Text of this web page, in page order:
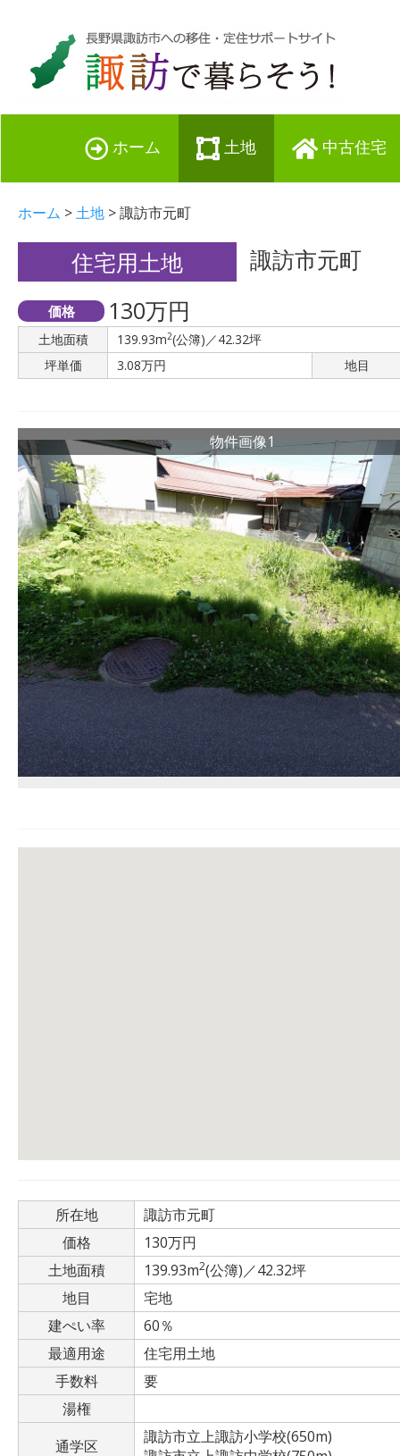
ホーム 土地 中古住宅
ホーム >土地 > 諏訪市元町
住宅用土地 諏訪市元町
価格 130万円
土地面積 139.93m2(公簿)／42.32坪
坪単価
3.08万円 地目
物件画像1
所在地
諏訪市元町
価格
130万円
土地面積
139.93m2(公簿)／42.32坪
地目
宅地
建ぺい率
60％
最適用途
住宅用土地
手数料
要
湯権
通学区
諏訪市立上諏訪小学校(650m)